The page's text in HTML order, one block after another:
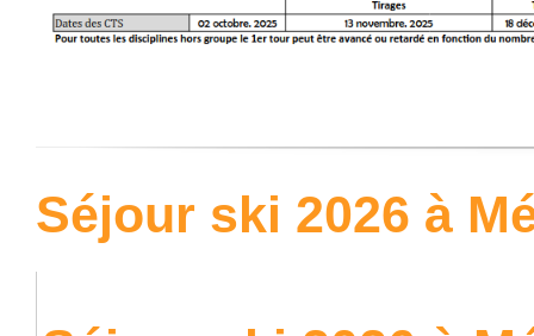
Séjour ski 2026 à